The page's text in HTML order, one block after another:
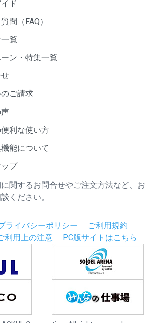
ド
問（FAQ）
覧
ン・特集一覧
ご請求
利な使い方
能について
プ
関するお問合せやご注文方法など、お
ください。
ライバシーポリシー
ご利用規約
利用上の注意 PC版サイトはこちら